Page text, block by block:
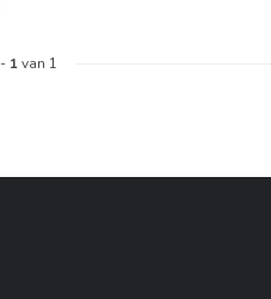
- 1van 1